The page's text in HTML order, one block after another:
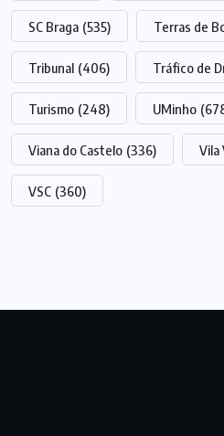
SC Braga (535) Terras de
Tribunal (406) Tráfico de
Turismo (248) UMinho
Viana do Castelo (336) Vila
VSC (360)